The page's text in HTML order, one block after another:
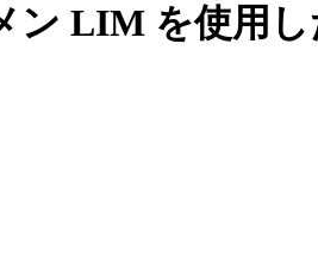
ン LIM を使用